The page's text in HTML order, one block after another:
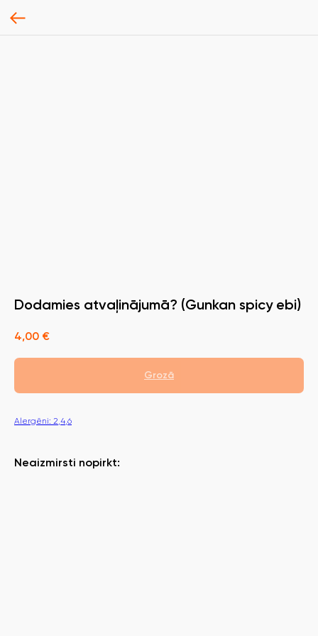
Dodamies atvaļinājumā? (Gunkan spicy ebi)
4,00 €
Grozā
Alergēni: 2,4,6
Neaizmirsti nopirkt: